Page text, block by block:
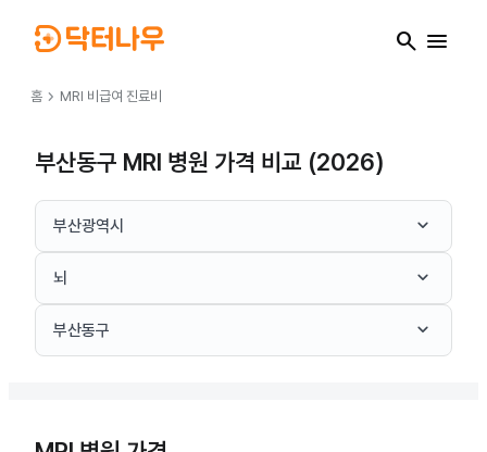
search menu
홈 chevron_right MRI 비급여 진료비
부산동구 MRI 병원 가격 비교 (2026)
부산광역시 keyboard_arrow_down
뇌 keyboard_arrow_down
부산동구 keyboard_arrow_down